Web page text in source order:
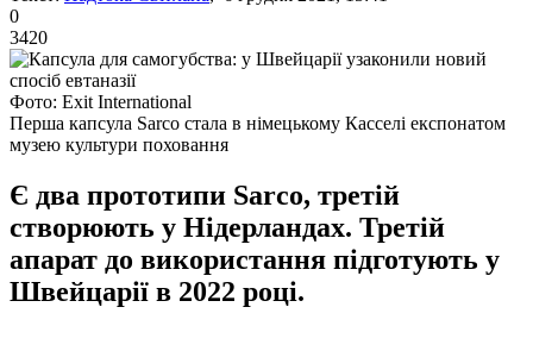
0
3420
Фото: Exit International
Перша капсула Sarco стала в німецькому Касселі експонатом
музею культури поховання
Є два прототипи Sarco, третій
створюють у Нідерландах. Третій
апарат до використання підготують у
Швейцарії в 2022 році.